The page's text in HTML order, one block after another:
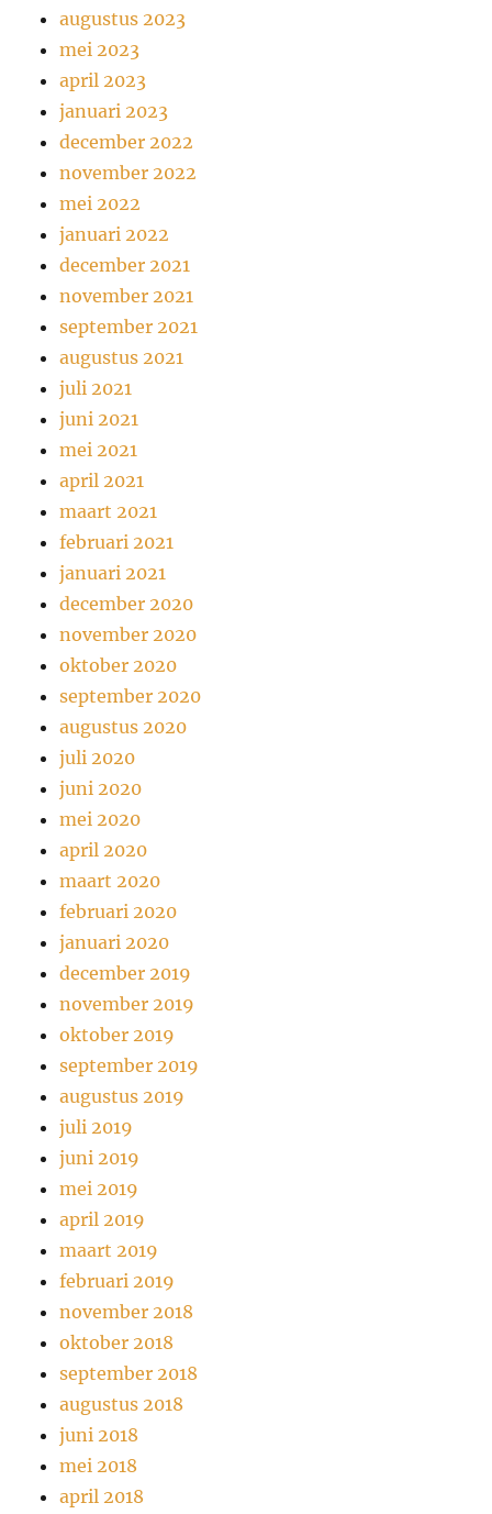
augustus 2023
mei 2023
april 2023
januari 2023
december 2022
november 2022
mei 2022
januari 2022
december 2021
november 2021
september 2021
augustus 2021
juli 2021
juni 2021
mei 2021
april 2021
maart 2021
februari 2021
januari 2021
december 2020
november 2020
oktober 2020
september 2020
augustus 2020
juli 2020
juni 2020
mei 2020
april 2020
maart 2020
februari 2020
januari 2020
december 2019
november 2019
oktober 2019
september 2019
augustus 2019
juli 2019
juni 2019
mei 2019
april 2019
maart 2019
februari 2019
november 2018
oktober 2018
september 2018
augustus 2018
juni 2018
mei 2018
april 2018